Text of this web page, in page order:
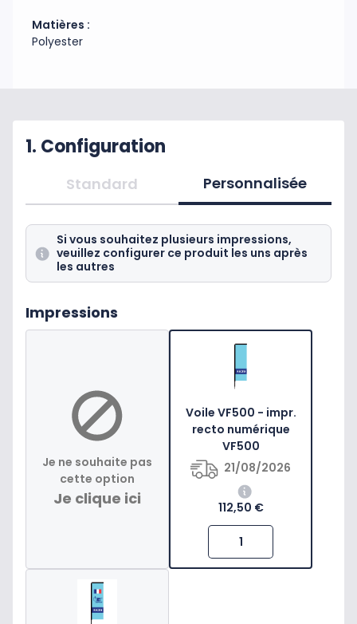
Matières :
Polyester
1. Configuration
Standard Personnalisée
Si vous souhaitez plusieurs impressions,
veuillez configurer ce produit les uns après
les autres
Impressions
Je ne souhaite pas
cette option
Je clique ici
Voile VF500 - impr.
recto numérique
VF500
21/08/2026
112,50 €